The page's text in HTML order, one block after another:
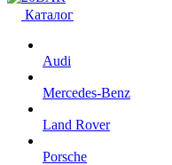
Каталог
Audi
Mercedes-Benz
Land Rover
Porsche